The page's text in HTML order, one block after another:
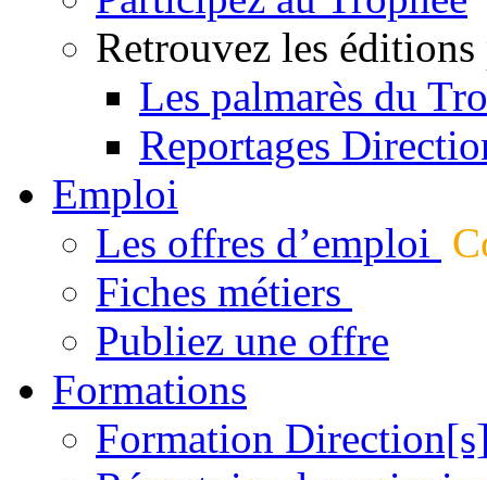
Retrouvez les éditions
Les palmarès du
Reportages
Emploi
Les offres d’emploi
Fiches métiers
Publiez une offre
Formations
Formation